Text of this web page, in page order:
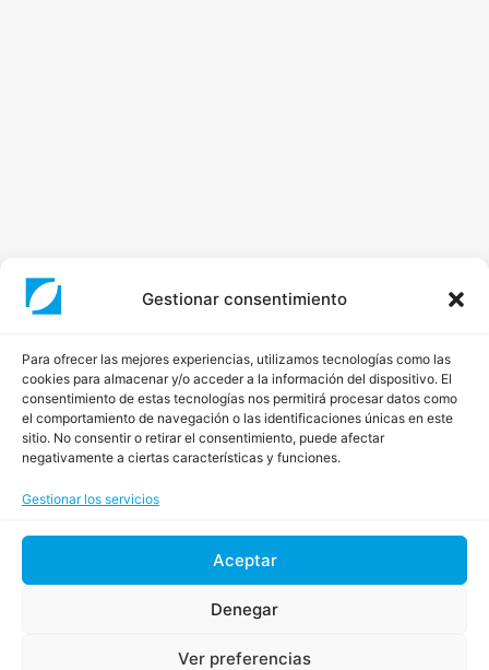
Gestionar consentimiento
Para ofrecer las mejores experiencias, utilizamos tecnologías como las
cookies para almacenar y/o acceder a la información del dispositivo. El
consentimiento de estas tecnologías nos permitirá procesar datos como
el comportamiento de navegación o las identificaciones únicas en este
sitio. No consentir o retirar el consentimiento, puede afectar
negativamente a ciertas características y funciones.
Gestionar los servicios
Aceptar
Denegar
Ver preferencias
Aviso legal